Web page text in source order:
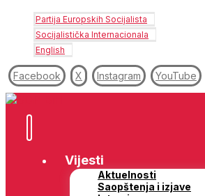
Partija Europskih Socijalista
Socijalistička Internacionala
English
Facebook X Instagram YouTube
Vijesti
Aktuelnosti
Saopštenja i izjave